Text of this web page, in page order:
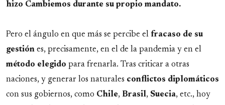
hizo Cambiemos durante su propio mandato.
Pero el ángulo en que más se percibe el fracaso de su
gestión es, precisamente, en el de la pandemia y en el
método elegido para frenarla. Tras criticar a otras
naciones, y generar los naturales conflictos diplomáticos
con sus gobiernos, como Chile, Brasil, Suecia, etc., hoy